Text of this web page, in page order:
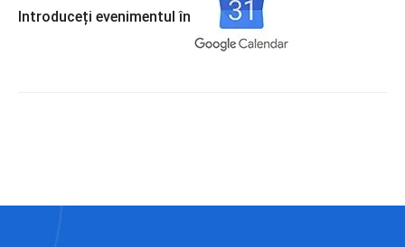
Introduceți evenimentul în